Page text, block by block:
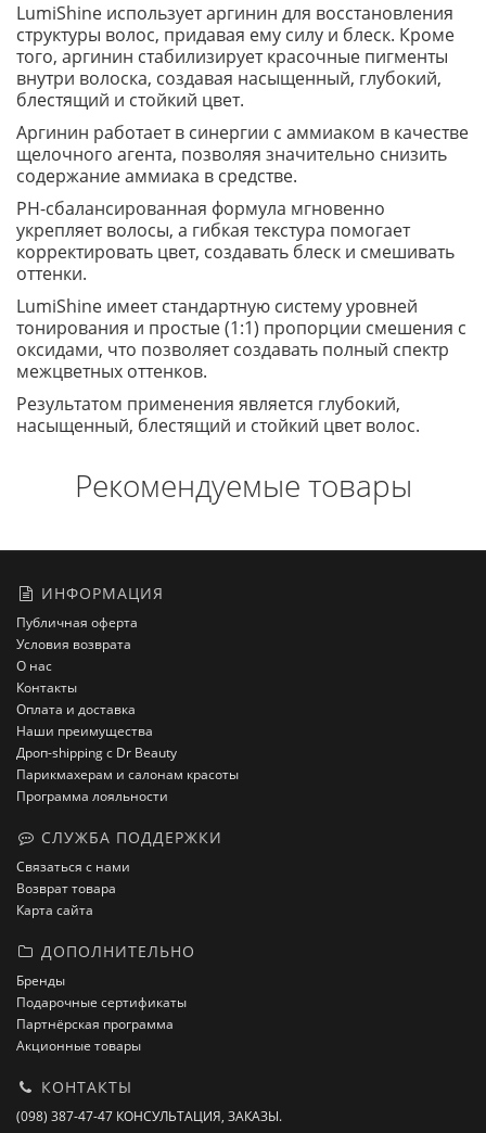
LumiShine использует аргинин для восстановления
структуры волос, придавая ему силу и блеск. Кроме
того, аргинин стабилизирует красочные пигменты
внутри волоска, создавая насыщенный, глубокий,
блестящий и стойкий цвет.
Аргинин работает в синергии с аммиаком в качестве
щелочного агента, позволяя значительно снизить
содержание аммиака в средстве.
РН-сбалансированная формула мгновенно
укрепляет волосы, а гибкая текстура помогает
корректировать цвет, создавать блеск и смешивать
оттенки.
LumiShine имеет стандартную систему уровней
тонирования и простые (1:1) пропорции смешения с
оксидами, что позволяет создавать полный спектр
межцветных оттенков.
Результатом применения является глубокий,
насыщенный, блестящий и стойкий цвет волос.
Рекомендуемые товары
ИНФОРМАЦИЯ
Публичная оферта
Условия возврата
О нас
Контакты
Оплата и доставка
Наши преимущества
Дроп-shipping с Dr Beauty
Парикмахерам и салонам красоты
Программа лояльности
СЛУЖБА ПОДДЕРЖКИ
Связаться с нами
Возврат товара
Карта сайта
ДОПОЛНИТЕЛЬНО
Бренды
Подарочные сертификаты
Партнёрская программа
Акционные товары
КОНТАКТЫ
(098) 387-47-47 КОНСУЛЬТАЦИЯ, ЗАКАЗЫ.